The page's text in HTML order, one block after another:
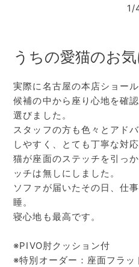
1/
うちの愛猫のお気
実際に名古屋の本店ショー
候補の中から座り心地を確
選びました。
スタッフの方も色々とアド
しやすく、とても丁寧な対応
猫が座面のステッチを引っ
ッチは無しにしました。
ソファが届いたその日、仕
睡。
寝心地も最高です。
※PIVO肘クッション付
※特別オーダー：座面フラッ